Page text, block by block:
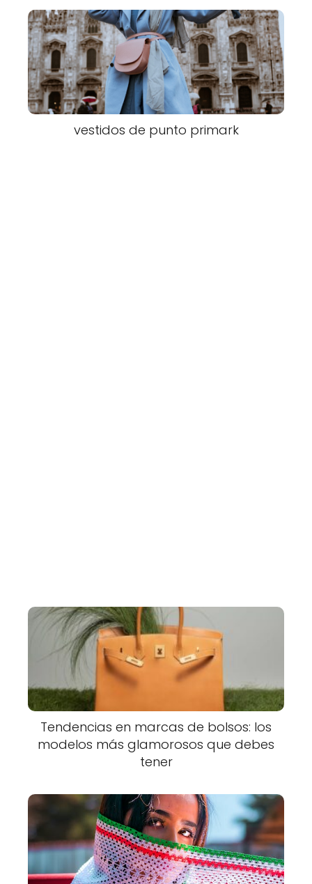
vestidos de punto primark
Tendencias en marcas de bolsos: los
modelos más glamorosos que debes
tener